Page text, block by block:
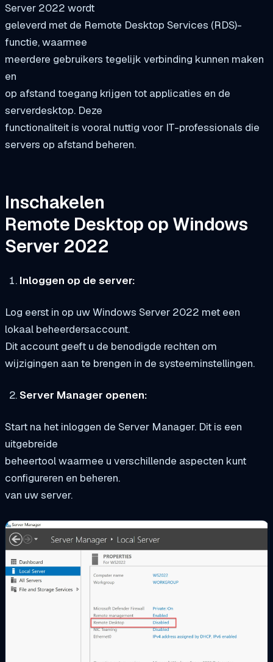
Server 2022 wordt
geleverd met de Remote Desktop Services (RDS)-
functie, waarmee
meerdere gebruikers tegelijk verbinding kunnen maken
en
op afstand toegang krijgen tot applicaties en de
serverdesktop. Deze
functionaliteit is vooral nuttig voor IT-professionals die
servers op afstand beheren.
Inschakelen
Remote Desktop op Windows
Server 2022
Inloggen op de server:
Log eerst in op uw Windows Server 2022 met een
lokaal beheerdersaccount.
Dit account geeft u de benodigde rechten om
wijzigingen aan te brengen in de systeeminstellingen.
Server Manager openen:
Start na het inloggen de Server Manager. Dit is een
uitgebreide
beheertool waarmee u verschillende aspecten kunt
configureren en beheren.
van uw server.